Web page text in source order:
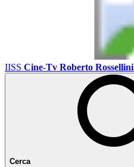
IISS Cine-Tv Roberto Rossellini
Cerca